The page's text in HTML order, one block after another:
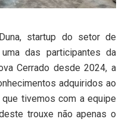
startup do setor de
das participantes da
Cerrado desde 2024, a
adquiridos ao
que tivemos com a equipe
trouxe não apenas o